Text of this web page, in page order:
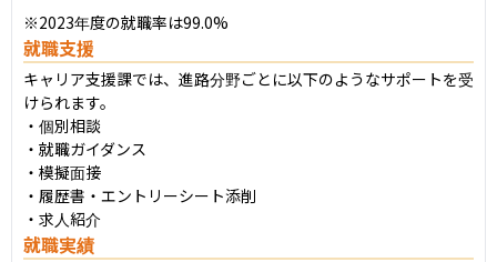
※2023年度の就職率は99.0%
就職支援
キャリア支援課では、進路分野ごとに以下のようなサポートを受
けられます。
・個別相談
・就職ガイダンス
・模擬面接
・履歴書・エントリーシート添削
・求人紹介
就職実績